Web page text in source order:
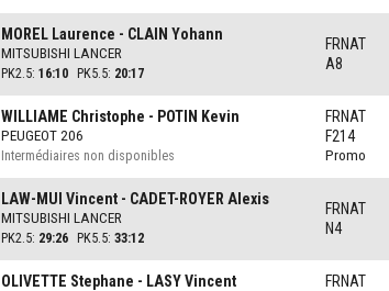
MOREL Laurence - CLAIN Yohann
MITSUBISHI LANCER
PK2.5: 16:10 PK5.5: 20:17
FRNAT
A8
WILLIAME Christophe - POTIN Kevin
PEUGEOT 206
Intermédiaires non disponibles
FRNAT
F214
Promo
LAW-MUI Vincent - CADET-ROYER Alexis
MITSUBISHI LANCER
PK2.5: 29:26 PK5.5:33:12
FRNAT
N4
OLIVETTE Stephane - LASY Vincent FRNAT